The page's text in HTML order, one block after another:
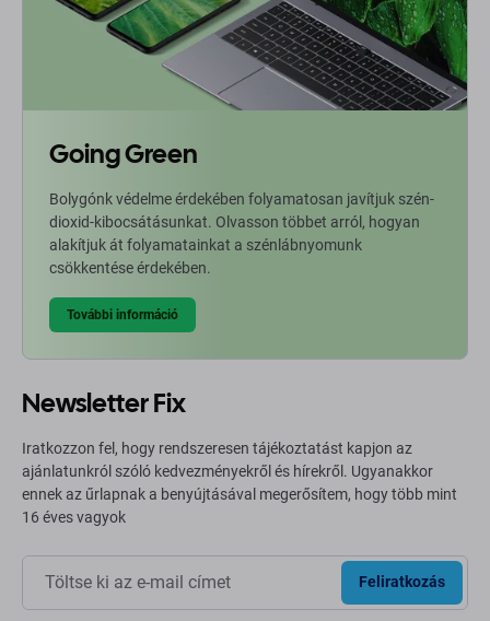
Going Green
Bolygónk védelme érdekében folyamatosan javítjuk szén-
dioxid-kibocsátásunkat. Olvasson többet arról, hogyan
alakítjuk át folyamatainkat a szénlábnyomunk
csökkentése érdekében.
További információ
Newsletter Fix
Iratkozzon fel, hogy rendszeresen tájékoztatást kapjon az
ajánlatunkról szóló kedvezményekről és hírekről. Ugyanakkor
ennek az űrlapnak a benyújtásával megerősítem, hogy több mint
16 éves vagyok
Feliratkozás